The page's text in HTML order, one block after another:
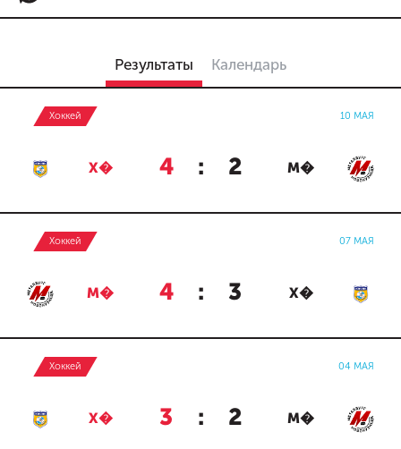
Результаты Календарь
Хоккей 10 МАЯ
Х� 4 : 2 М�
Хоккей 07 МАЯ
М� 4 : 3 Х�
Хоккей 04 МАЯ
Х� 3 : 2 М�